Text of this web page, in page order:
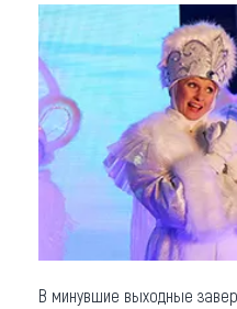
Что привезти
О регионе
Коллекция
Другие рубрики
В минувшие выходные